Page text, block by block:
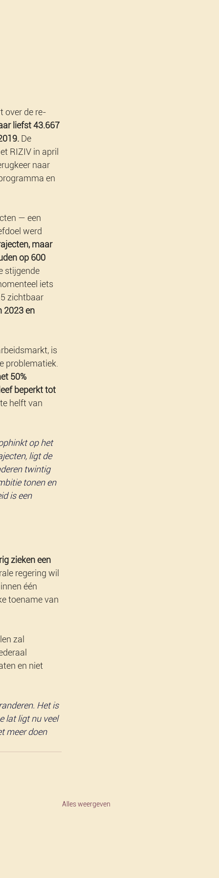
over de re-
liefst 43.667
De
RIZIV in april
naar
en
— een
werd
maar
op 600
stijgende
iets
zichtbaar
2023 en
is
problematiek.
50%
beperkt tot
helft van
op het
ligt de
twintig
tonen en
is een
zieken een
regering wil
één
toename van
zal
en niet
Het is
lat ligt nu veel
meer doen
Alles weergeven